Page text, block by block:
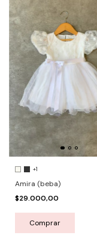
+1
Amira (beba)
$29.000,00
Comprar